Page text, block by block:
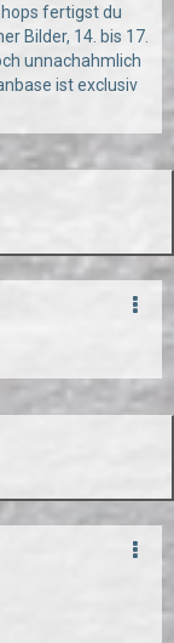
fertigst du
Bilder, 14. bis 17.
unnachahmlich
ist exclusiv